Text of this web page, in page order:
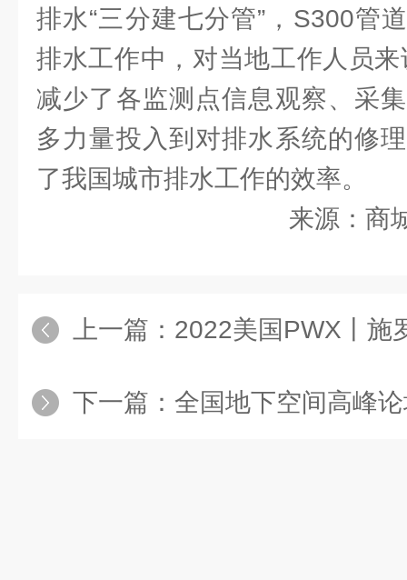
排水“三分建七分管”，S300管
排水工作中，对当地工作人员
减少了各监测点信息观察、采
多力量投入到对排水系统的修
了我国城市排水工作的效率。
来源：商
上一篇： 2022美国PWX丨施罗德管道
下一篇： 全国地下空间高峰论坛圆满落